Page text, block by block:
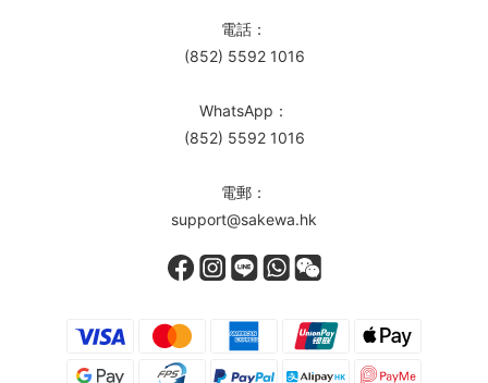
電話：
(852) 5592 1016
WhatsApp：
(852) 5592 1016
電郵：
support@sakewa.hk